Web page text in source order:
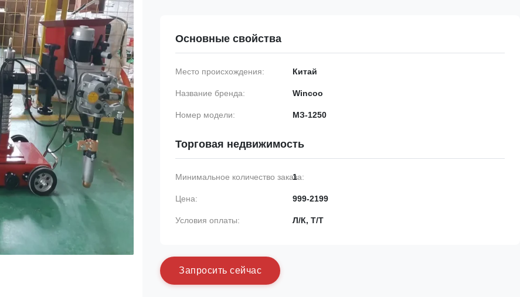
Основные свойства
Место происхождения: Китай
Название бренда: Wincoo
Номер модели: МЗ-1250
Торговая недвижимость
Минимальное количество заказа:
1
Цена: 999-2199
Условия оплаты: Л/К, Т/Т
Запросить сейчас